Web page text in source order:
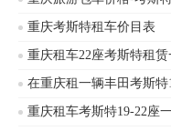
重庆考斯特租车价目表
重庆租车22座考斯特租赁
在重庆租一辆丰田考斯
重庆租车考斯特19-22座